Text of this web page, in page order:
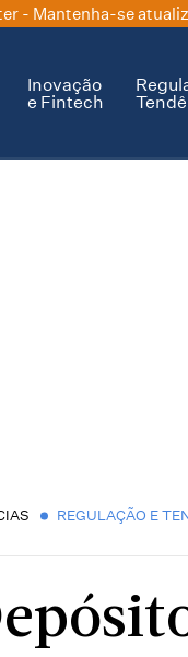
- Mantenha-se
Inovação
e Fintech
REGULAÇÃO E